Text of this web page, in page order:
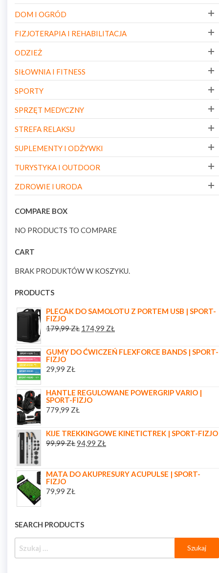
DOM I OGRÓD
FIZJOTERAPIA I REHABILITACJA
ODZIEŻ
SIŁOWNIA I FITNESS
SPORTY
SPRZĘT MEDYCZNY
STREFA RELAKSU
SUPLEMENTY I ODŻYWKI
TURYSTYKA I OUTDOOR
ZDROWIE I URODA
COMPARE BOX
NO PRODUCTS TO COMPARE
CART
BRAK PRODUKTÓW W KOSZYKU.
PRODUCTS
PLECAK DO SAMOLOTU Z PORTEM USB | SPORT-
FIZJO
179,99ZŁ 174,99 ZŁ
GUMY DO ĆWICZEŃ FLEXFORCE BANDS | SPORT-
FIZJO
29,99 ZŁ
HANTLE REGULOWANE POWERGRIP VARIO |
SPORT-FIZJO
779,99 ZŁ
KIJE TREKKINGOWE KINETICTREK | SPORT-FIZJO
99,99ZŁ94,99 ZŁ
MATA DO AKUPRESURY ACUPULSE | SPORT-
FIZJO
79,99 ZŁ
SEARCH PRODUCTS